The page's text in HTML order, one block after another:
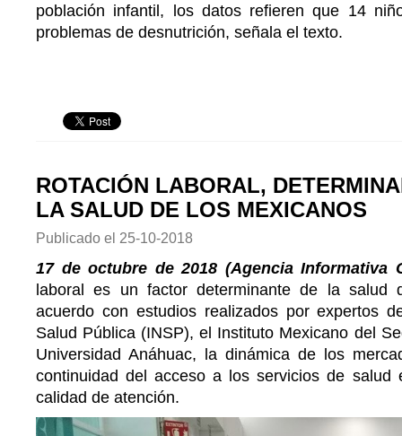
población infantil, los datos refieren que 14
problemas de desnutrición, señala el texto.
ROTACIÓN LABORAL,
LA SALUD DE LOS MEXICANOS
Publicado el 25-10-2018
17 de octubre de 2018 (Agencia Informativa
laboral es un factor determinante de la salud
acuerdo con estudios realizados por expertos
Salud Pública (INSP), el Instituto Mexicano del
Universidad Anáhuac, la dinámica de los
continuidad del acceso a los servicios de salud
calidad de atención.